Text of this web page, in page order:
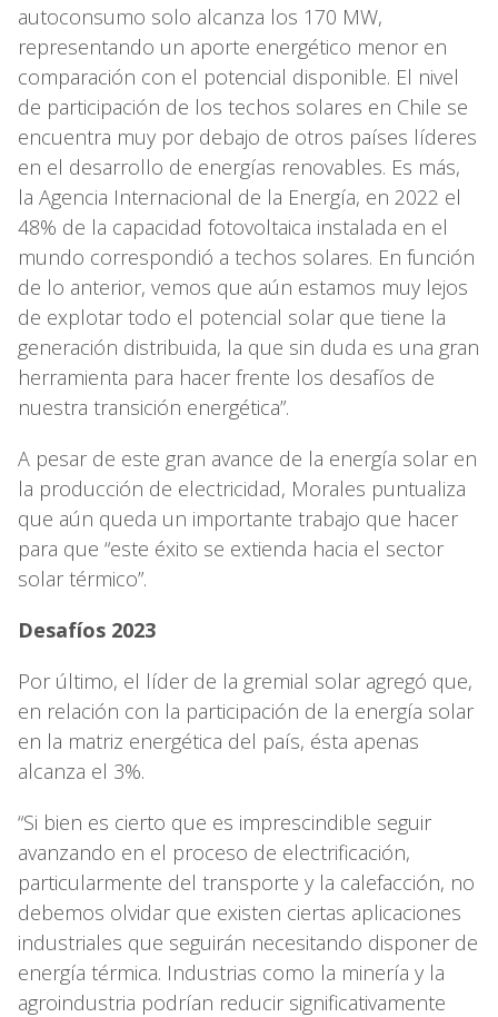
autoconsumo solo alcanza los 170 MW,
representando un aporte energético menor en
comparación con el potencial disponible. El nivel
de participación de los techos solares en Chile se
encuentra muy por debajo de otros países líderes
en el desarrollo de energías renovables. Es más,
la Agencia Internacional de la Energía, en 2022 el
48% de la capacidad fotovoltaica instalada en el
mundo correspondió a techos solares. En función
de lo anterior, vemos que aún estamos muy lejos
de explotar todo el potencial solar que tiene la
generación distribuida, la que sin duda es una gran
herramienta para hacer frente los desafíos de
nuestra transición energética”.
A pesar de este gran avance de la energía solar en
la producción de electricidad, Morales puntualiza
que aún queda un importante trabajo que hacer
para que “este éxito se extienda hacia el sector
solar térmico”.
Desafíos 2023
Por último, el líder de la gremial solar agregó que,
en relación con la participación de la energía solar
en la matriz energética del país, ésta apenas
alcanza el 3%.
“Si bien es cierto que es imprescindible seguir
avanzando en el proceso de electrificación,
particularmente del transporte y la calefacción, no
debemos olvidar que existen ciertas aplicaciones
industriales que seguirán necesitando disponer de
energía térmica. Industrias como la minería y la
agroindustria podrían reducir significativamente